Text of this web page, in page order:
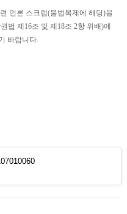
언론 스크랩(불법복제에 해당)을
법 제16조 및 제18조 2항 위배)에
바랍니다.